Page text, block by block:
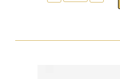
tokrögzítõ
7,5x252